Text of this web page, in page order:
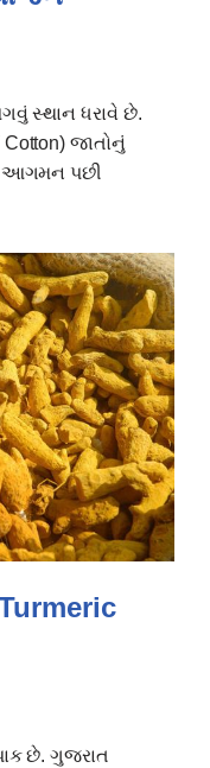
સ્થાન ધરાવે છે.
Cotton) જાતોનું
આગમન પછી
છે. ગુજરાત